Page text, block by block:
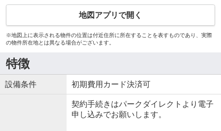
地図アプリで開く
※地図上に表示される物件の位置は付近住所に所在することを表すものであり、実際
の物件所在地とは異なる場合がございます。
特徴
設備条件 初期費用カード決済可
契約手続きはパークダイレクトより電子
申し込みでお願いします。